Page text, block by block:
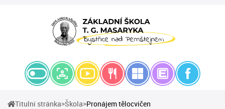
Titulní stránka(current)
Škola(current)
Pronájem tělocvičen